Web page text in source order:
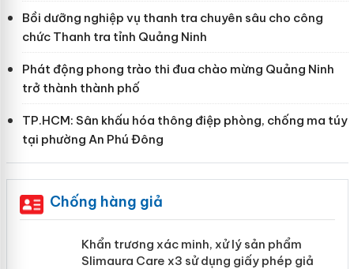
Bồi dưỡng nghiệp vụ thanh tra chuyên sâu cho công
chức Thanh tra tỉnh Quảng Ninh
Phát động phong trào thi đua chào mừng Quảng Ninh
trở thành thành phố
TP.HCM: Sân khấu hóa thông điệp phòng, chống ma túy
tại phường An Phú Đông
Chống hàng giả
Khẩn trương xác minh, xử lý sản phẩm
Slimaura Care x3 sử dụng giấy phép